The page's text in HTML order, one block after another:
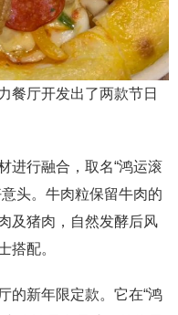
餐厅开发出了两款节日
进行融合，取名“鸿运滚
头。牛肉粒保留牛肉的
及猪肉，自然发酵后风
搭配。
的新年限定款。它在“鸿